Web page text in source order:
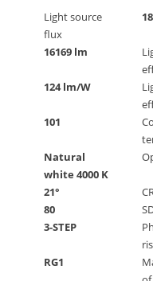
Light source
flux
16169 lm
124 lm/W
101
Natural
white 4000 K
21°
80
3-STEP
RG1